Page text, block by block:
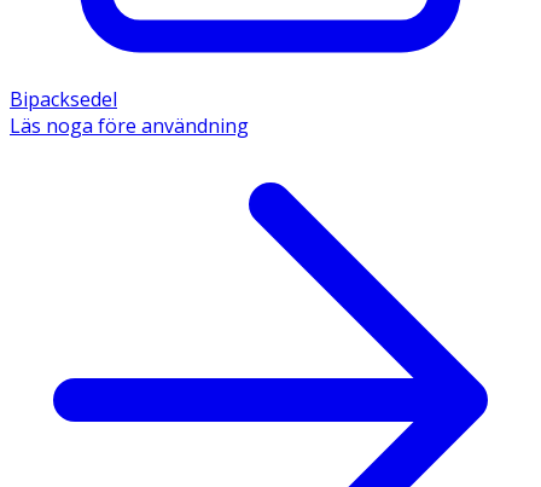
Bipacksedel
Läs noga före användning